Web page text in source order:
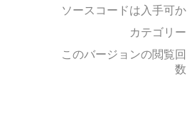
ソースコードは入手可か
カテゴリー
このバージョンの閲覧回
数